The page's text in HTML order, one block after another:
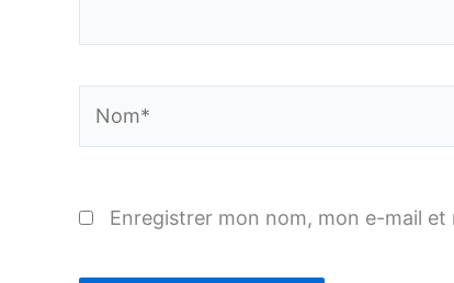
Enregistrer mon nom, mon e-mail